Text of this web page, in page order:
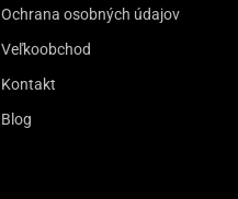
Ochrana osobných údajov
Veľkoobchod
Kontakt
Blog